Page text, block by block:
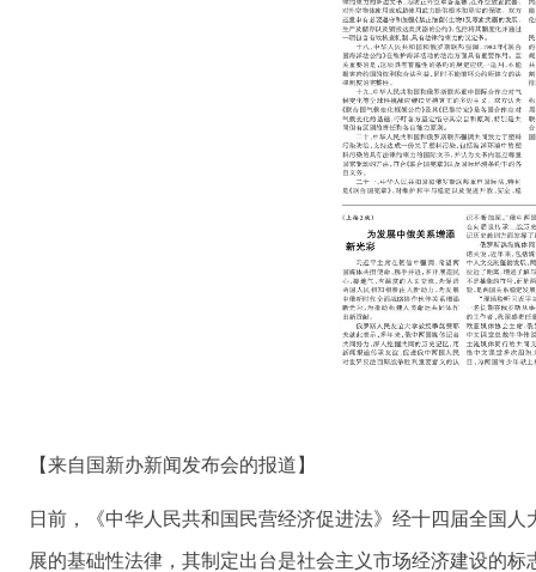
【来自国新办新闻发布会的报道】
日前，《中华人民共和国民营经济促进法》经十四届全国
展的基础性法律，其制定出台是社会主义市场经济建设的